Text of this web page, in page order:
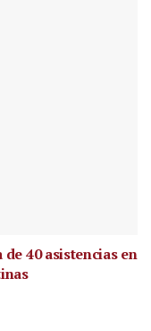
40 asistencias en